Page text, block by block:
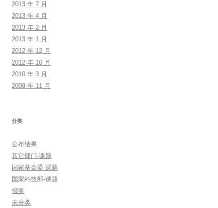
2013 年 7 月
2013 年 4 月
2013 年 2 月
2013 年 1 月
2012 年 12 月
2012 年 10 月
2010 年 3 月
2009 年 11 月
分类
公布结果
其它部门-课题
国家基金委-课题
国家科技部-课题
报奖
未分类